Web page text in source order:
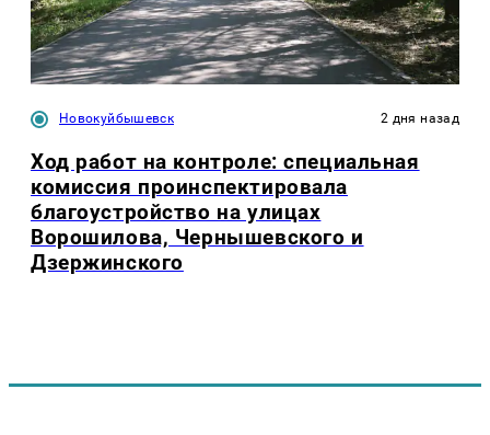
Новокуйбышевск 2 дня назад
Ход работ на контроле: специальная
комиссия проинспектировала
благоустройство на улицах
Ворошилова, Чернышевского и
Дзержинского